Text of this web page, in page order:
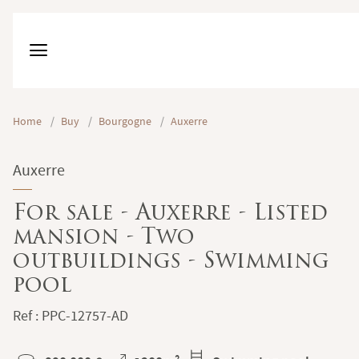
Home / Buy / Bourgogne / Auxerre
Auxerre
For sale - Auxerre - Listed
mansion - Two
outbuildings - Swimming
pool
Ref : PPC-12757-AD